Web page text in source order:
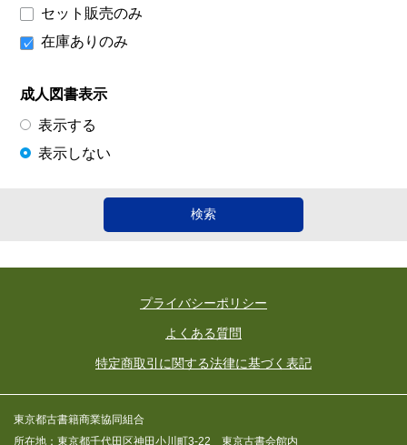
セット販売のみ
在庫ありのみ
成人図書表示
表示する
表示しない
プライバシーポリシー
よくある質問
特定商取引に関する法律に基づく表記
東京都古書籍商業協同組合
所在地：東京都千代田区神田小川町3-22 東京古書会館内